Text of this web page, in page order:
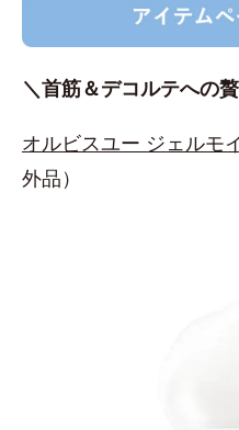
＼首筋＆デコルテへの
オルビスユー ジェルモ
外品）